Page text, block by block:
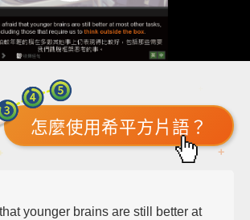
怎麼使用希平方片語？
younger brains are still better at